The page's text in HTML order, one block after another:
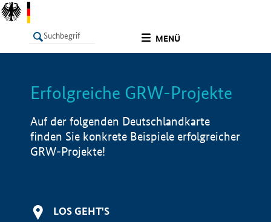
MENÜ
LISTE Info
Erfolgreiche GRW-Projekte
Auf der folgenden Deutschlandkarte
finden Sie konkrete Beispiele erfolgreicher
GRW-Projekte!
LOS GEHT'S